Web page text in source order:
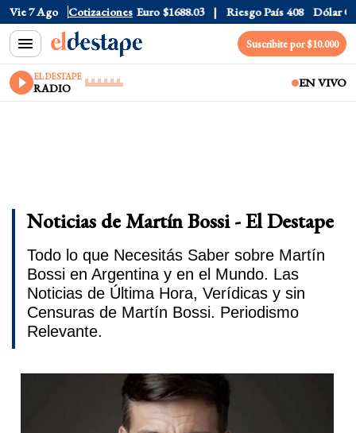
Vie 7 Ago Cotizaciones
CCL $1577.3 Euro $1688.03 Riesgo País 408 Dólar Oficial
Suscribite por $10.000
EL DESTAPE
RADIO EN VIVO
Noticias de Martín Bossi - El Destape
Todo lo que Necesitás Saber sobre Martín
Bossi en Argentina y en el Mundo. Las
Noticias de Última Hora, Verídicas y sin
Censuras de Martín Bossi. Periodismo
Relevante.